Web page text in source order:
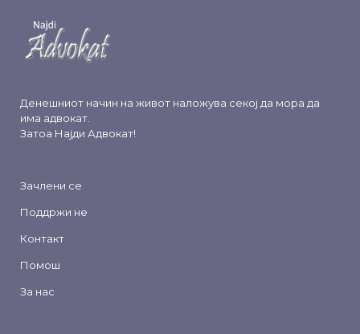
Денешниот начин на живот наложува секој да мора да
има адвокат.
Затоа Најди Адвокат!
Зачлени се
Поддржи не
Контакт
Помош
За нас